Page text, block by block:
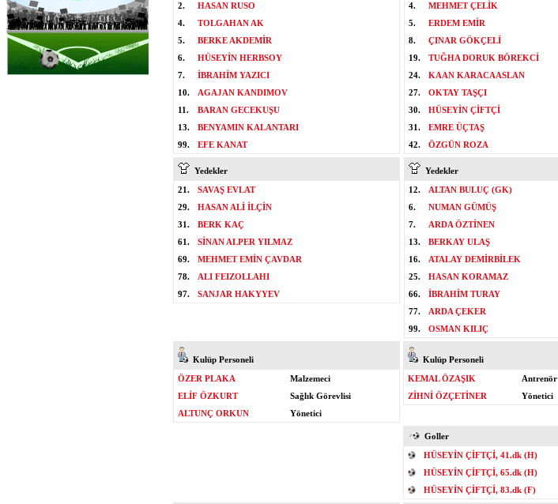
2.
HASAN RUSO
4.
TOLGAHAN AK
5.
BERKE AKDEMİR
6.
HÜSEYİN HERBSOY
7.
İBRAHİM YAZICI
10.
AGAJAN KANDIMOV
11.
BARAN GECEKUŞU
13.
BENYAMIN KALANTARI
99.
EFE KANAT
4.
MEHMET ÇELİK
5.
ERDEM EMİR
8.
ÇINAR GÖKÇELİ
19.
TUĞHA DORUK BÖREKCİ
24.
KAAN KARACAASLAN
27.
OKTAY TAŞÇI
30.
HÜSEYİN ÇİFTÇİ
31.
EMRE ÜÇTAŞ
42.
ÖZGÜN ROZA
Yedekler
21.
SAVAŞ EVLAT
29.
HASAN ALİ İLÇİN
31.
BERK KAÇ
61.
SİNAN ALPER YILMAZ
69.
MEHMET EMİN ÇAVDAR
78.
ALI FEIZOLLAHI
97.
SANJAR HAKYYEV
Yedekler
12.
ALTAN BULUÇ (GK)
6.
NUMAN GÜMÜŞ
7.
ARDA ÖZTİNEN
13.
BERKAY ULAŞ
16.
ATALAY DEMİRBİLEK
25.
HASAN KORAMAZ
66.
İBRAHİM TURAY
77.
ARDA ÇEKER
99.
OSMAN KILIÇ
Kulüp Personeli
ÖZER PLAKA
Malzemeci
ELİF ÖZKURT
Sağlık Görevlisi
ALTUNÇ ORKUN
Yönetici
Kulüp Personeli
KEMAL ÖZAŞIK
Antrenör
ZİHNİ ÖZÇETİNER
Yönetici
Goller
HÜSEYİN ÇİFTÇİ, 41.dk (H)
HÜSEYİN ÇİFTÇİ, 65.dk (H)
HÜSEYİN ÇİFTÇİ, 83.dk (F)